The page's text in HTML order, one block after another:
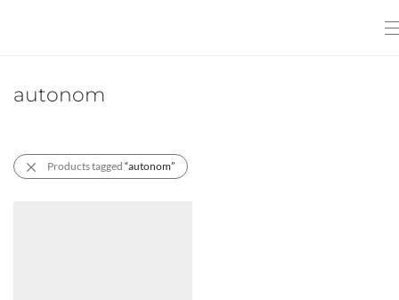
autonom
Products tagged “autonom”